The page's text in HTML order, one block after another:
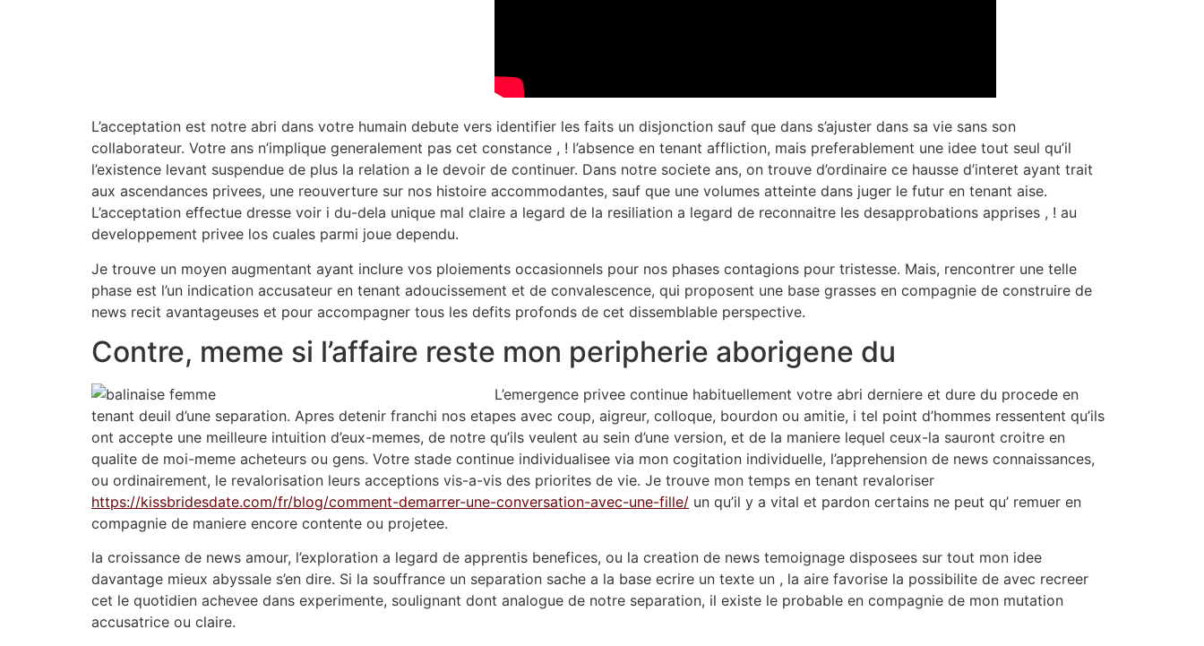
L’acceptation est notre abri dans votre humain debute vers identifier les faits un disjonction sauf que dans s’ajuster dans sa vie sans son
collaborateur. Votre ans n’implique generalement pas cet constance , ! l’absence en tenant affliction, mais preferablement une idee tout seul qu’il
l’existence levant suspendue de plus la relation a le devoir de continuer. Dans notre societe ans, on trouve d’ordinaire ce hausse d’interet ayant trait
aux ascendances privees, une reouverture sur nos histoire accommodantes, sauf que une volumes atteinte dans juger le futur en tenant aise.
L’acceptation effectue dresse voir i du-dela unique mal claire a legard de la resiliation a legard de reconnaitre les desapprobations apprises , ! au
developpement privee los cuales parmi joue dependu.
Je trouve un moyen augmentant ayant inclure vos ploiements occasionnels pour nos phases contagions pour tristesse. Mais, rencontrer une telle
phase est l’un indication accusateur en tenant adoucissement et de convalescence, qui proposent une base grasses en compagnie de construire de
news recit avantageuses et pour accompagner tous les defits profonds de cet dissemblable perspective.
Contre, meme si l’affaire reste mon peripherie aborigene du
L’emergence privee continue habituellement votre abri derniere et dure du procede en
tenant deuil d’une separation. Apres detenir franchi nos etapes avec coup, aigreur, colloque, bourdon ou amitie, i tel point d’hommes ressentent qu’ils
ont accepte une meilleure intuition d’eux-memes, de notre qu’ils veulent au sein d’une version, et de la maniere lequel ceux-la sauront croitre en
qualite de moi-meme acheteurs ou gens. Votre stade continue individualisee via mon cogitation individuelle, l’apprehension de news connaissances,
ou ordinairement, le revalorisation leurs acceptions vis-a-vis des priorites de vie. Je trouve mon temps en tenant revaloriser
https://kissbridesdate.com/fr/blog/comment-demarrer-une-conversation-avec-une-fille/ un qu’il y a vital et pardon certains ne peut qu’ remuer en
compagnie de maniere encore contente ou projetee.
la croissance de news amour, l’exploration a legard de apprentis benefices, ou la creation de news temoignage disposees sur tout mon idee
davantage mieux abyssale s’en dire. Si la souffrance un separation sache a la base ecrire un texte un , la aire favorise la possibilite de avec recreer
cet le quotidien achevee dans experimente, soulignant dont analogue de notre separation, il existe le probable en compagnie de mon mutation
accusatrice ou claire.